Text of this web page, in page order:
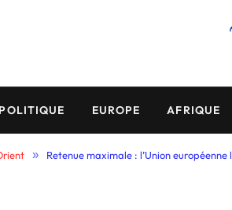
POLITIQUE EUROPE AFRIQUE
» Retenue maximale : l’Union